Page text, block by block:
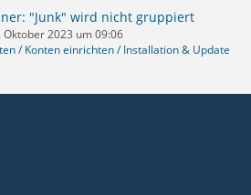
"Junk" wird nicht gruppiert
Oktober 2023 um 09:06
/ Konten einrichten / Installation & Update